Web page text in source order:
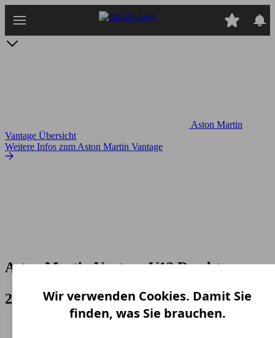
Hauptinhalt
Aston Martin
Vantage Übersicht
Weitere Infos zum Aston Martin Vantage
Aston Martin Vantage V12 Roadster
2017-2018 • 2 Varianten verfügbar
Wir verwenden Cookies. Damit Sie
finden, was Sie brauchen.